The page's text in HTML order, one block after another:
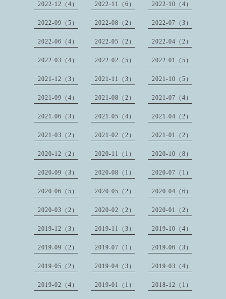
2022-12（4） 2022-11（6） 2022-10（4）
2022-09（5） 2022-08（2） 2022-07（3）
2022-06（4） 2022-05（2） 2022-04（2）
2022-03（4） 2022-02（5） 2022-01（5）
2021-12（3） 2021-11（3） 2021-10（5）
2021-09（4） 2021-08（2） 2021-07（4）
2021-06（3） 2021-05（4） 2021-04（2）
2021-03（2） 2021-02（2） 2021-01（2）
2020-12（2） 2020-11（1） 2020-10（8）
2020-09（3） 2020-08（1） 2020-07（1）
2020-06（5） 2020-05（2） 2020-04（6）
2020-03（2） 2020-02（2） 2020-01（2）
2019-12（3） 2019-11（3） 2019-10（4）
2019-09（2） 2019-07（1） 2019-06（3）
2019-05（2） 2019-04（3） 2019-03（4）
2019-02（4） 2019-01（1） 2018-12（1）